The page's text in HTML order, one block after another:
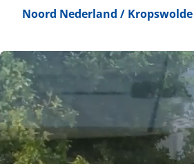
Noord Nederland / Kropswolde